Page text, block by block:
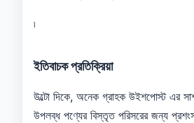
৷
ইতিবাচক প্রতিক্রিয়া
উল্টো দিকে, অনেক গ্রাহক উইশপোস্ট এর
উপলব্ধ পণ্যের বিস্তৃত পরিসরের জন্য